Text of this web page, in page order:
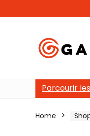
Parcourir
Home